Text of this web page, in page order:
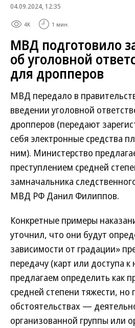
04.09.2024, 12:35
4K 1 мин.
МВД подготовило
об уголовной
для дропперов
МВД передало в
введении уголовной
дропперов (передают
себя электронные средства
ним). Министерство
преступлением средней
замначальника
МВД РФ Данил Филиппов.
Конкретные примеры
уточнил, что они будут
зависимости от градации»
передачу (карт или доступа
предлагаем определить как
средней степени тяжести,
обстоятельствах —
организованной группы или